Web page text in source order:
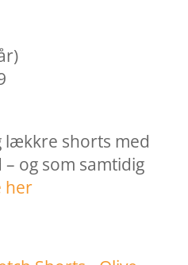
lækkre shorts med
og som samtidig
her